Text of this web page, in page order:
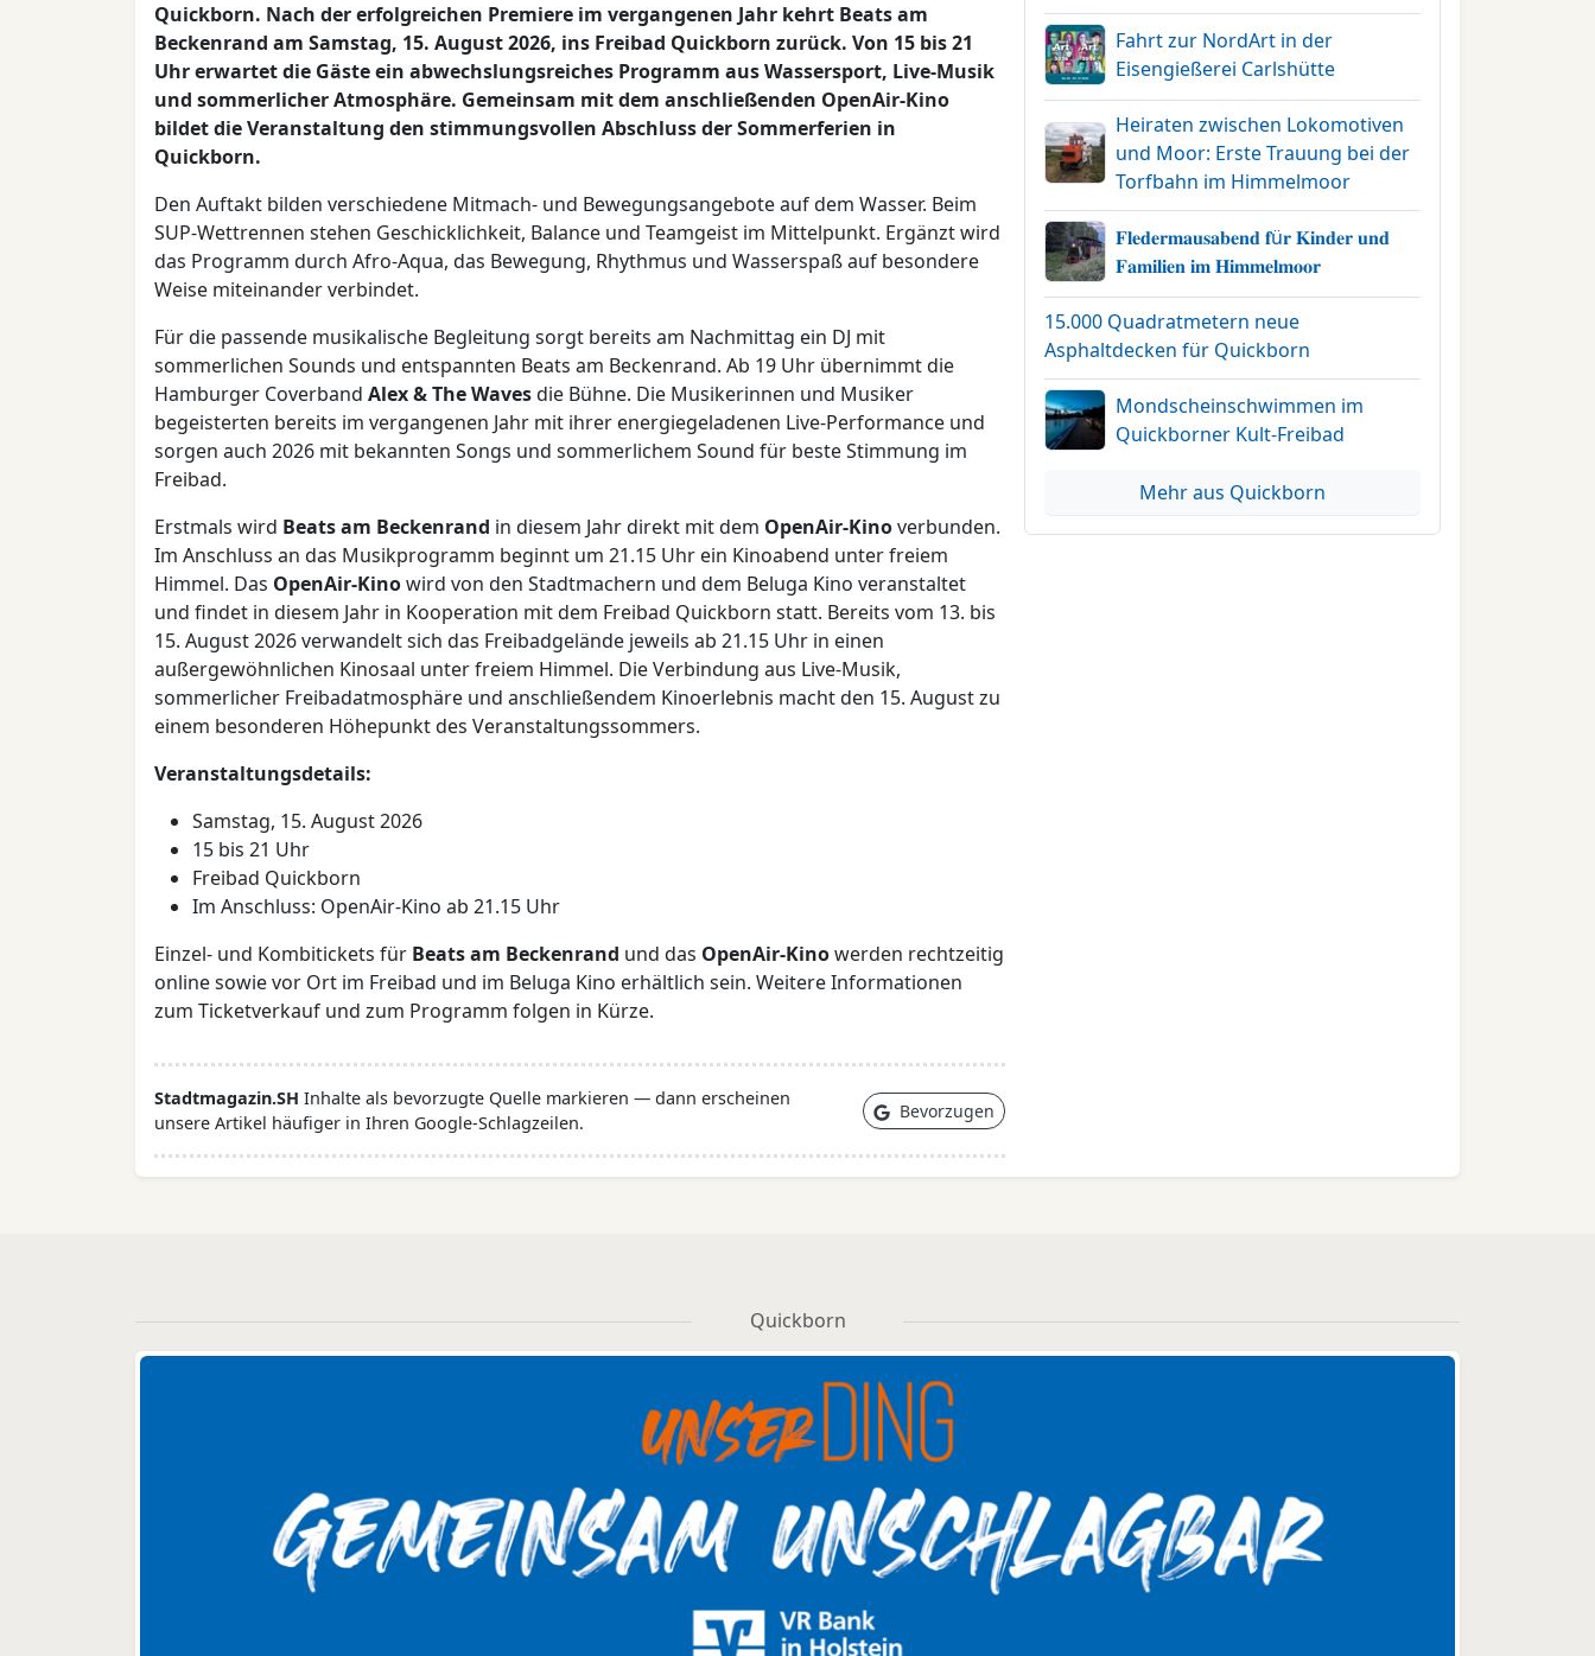
Quickborn. Nach der erfolgreichen Premiere im vergangenen Jahr kehrt Beats am
Beckenrand am Samstag, 15. August 2026, ins Freibad Quickborn zurück. Von 15 bis 21
Uhr erwartet die Gäste ein abwechslungsreiches Programm aus Wassersport, Live-Musik
und sommerlicher Atmosphäre. Gemeinsam mit dem anschließenden OpenAir-Kino
bildet die Veranstaltung den stimmungsvollen Abschluss der Sommerferien in
Quickborn.
Den Auftakt bilden verschiedene Mitmach- und Bewegungsangebote auf dem Wasser. Beim
SUP-Wettrennen stehen Geschicklichkeit, Balance und Teamgeist im Mittelpunkt. Ergänzt wird
das Programm durch Afro-Aqua, das Bewegung, Rhythmus und Wasserspaß auf besondere
Weise miteinander verbindet.
Für die passende musikalische Begleitung sorgt bereits am Nachmittag ein DJ mit
sommerlichen Sounds und entspannten Beats am Beckenrand. Ab 19 Uhr übernimmt die
Hamburger Coverband Alex & The Wavesdie Bühne. Die Musikerinnen und Musiker
begeisterten bereits im vergangenen Jahr mit ihrer energiegeladenen Live-Performance und
sorgen auch 2026 mit bekannten Songs und sommerlichem Sound für beste Stimmung im
Freibad.
Erstmals wird Beats am Beckenrand in diesem Jahr direkt mit dem OpenAir-Kinoverbunden.
Im Anschluss an das Musikprogramm beginnt um 21.15 Uhr ein Kinoabend unter freiem
Himmel. Das OpenAir-Kinowird von den Stadtmachern und dem Beluga Kino veranstaltet
und findet in diesem Jahr in Kooperation mit dem Freibad Quickborn statt. Bereits vom 13. bis
15. August 2026 verwandelt sich das Freibadgelände jeweils ab 21.15 Uhr in einen
außergewöhnlichen Kinosaal unter freiem Himmel. Die Verbindung aus Live-Musik,
sommerlicher Freibadatmosphäre und anschließendem Kinoerlebnis macht den 15. August zu
einem besonderen Höhepunkt des Veranstaltungssommers.
Veranstaltungsdetails:
Samstag, 15. August 2026
15 bis 21 Uhr
Freibad Quickborn
Im Anschluss: OpenAir-Kino ab 21.15 Uhr
Einzel- und Kombitickets für Beats am Beckenrand und das OpenAir-Kinowerden rechtzeitig
online sowie vor Ort im Freibad und im Beluga Kino erhältlich sein. Weitere Informationen
zum Ticketverkauf und zum Programm folgen in Kürze.
Stadtmagazin.SH Inhalte als bevorzugte Quelle markieren — dann erscheinen
unsere Artikel häufiger in Ihren Google-Schlagzeilen.
Bevorzugen
Fahrt zur NordArt in der
Eisengießerei Carlshütte
Heiraten zwischen Lokomotiven
und Moor: Erste Trauung bei der
Torfbahn im Himmelmoor
𝐅𝐥𝐞𝐝𝐞𝐫𝐦𝐚𝐮𝐬𝐚𝐛𝐞𝐧𝐝 𝐟ü𝐫 𝐊𝐢𝐧𝐝𝐞𝐫 𝐮𝐧𝐝
𝐅𝐚𝐦𝐢𝐥𝐢𝐞𝐧 𝐢𝐦 𝐇𝐢𝐦𝐦𝐞𝐥𝐦𝐨𝐨𝐫
15.000 Quadratmetern neue
Asphaltdecken für Quickborn
Mondscheinschwimmen im
Quickborner Kult-Freibad
Mehr aus Quickborn
Quickborn